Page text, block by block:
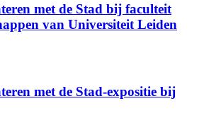
met de Stad bij faculteit
van Universiteit Leiden
met de Stad-expositie bij